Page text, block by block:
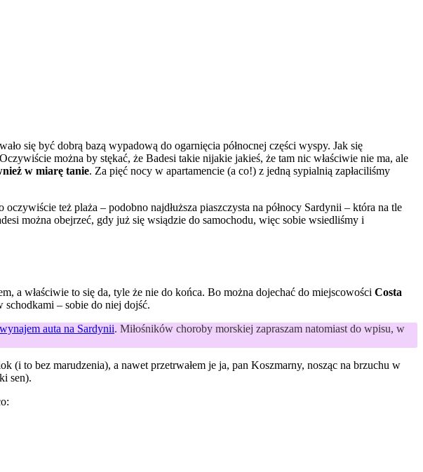
się być dobrą bazą wypadową do ogarnięcia północnej części wyspy. Jak się
można by stękać, że Badesi takie nijakie jakieś, że tam nic właściwie nie ma, ale
w miarę tanie. Za pięć nocy w apartamencie (a co!) z jedną sypialnią zapłaciliśmy
też plaża – podobno najdłuższa piaszczysta na północy Sardynii – która na tle
można obejrzeć, gdy już się wsiądzie do samochodu, więc sobie wsiedliśmy i
a właściwie to się da, tyle że nie do końca. Bo można dojechać do miejscowości Costa
schodkami – sobie do niej dojść.
wynajem auta na Sardynii. Miłośników choroby morskiej zapraszam natomiast do wpisu, w
to bez marudzenia), a nawet przetrwałem je ja, pan Koszmarny, nosząc na brzuchu w
sen).